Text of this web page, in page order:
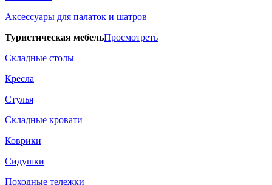
Аксессуары для палаток и шатров
Туристическая мебельПросмотреть
Складные столы
Кресла
Стулья
Складные кровати
Коврики
Сидушки
Походные тележки